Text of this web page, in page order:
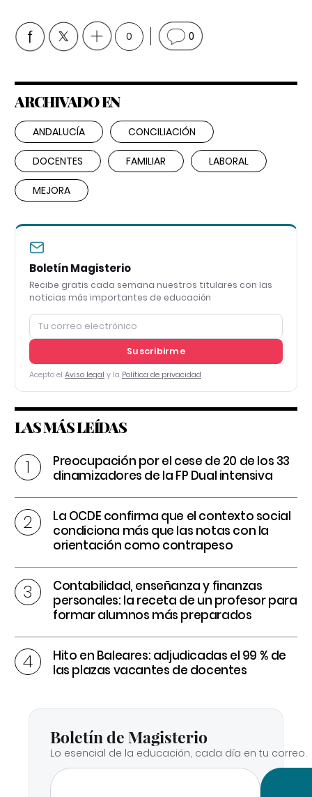
0 0
ARCHIVADO EN
ANDALUCÍA CONCILIACIÓN
DOCENTES FAMILIAR LABORAL
MEJORA
Boletín Magisterio
Recibe gratis cada semana nuestros titulares con las
noticias más importantes de educación
Suscribirme
Acepto el Aviso legal y la Política de privacidad
LAS MÁS LEÍDAS
Preocupación por el cese de 20 de los 33
dinamizadores de la FP Dual intensiva
La OCDE confirma que el contexto social
condiciona más que las notas con la
orientación como contrapeso
Contabilidad, enseñanza y finanzas
personales: la receta de un profesor para
formar alumnos más preparados
Hito en Baleares: adjudicadas el 99 % de
las plazas vacantes de docentes
Boletín de Magisterio
Lo esencial de la educación, cada día en tu correo.